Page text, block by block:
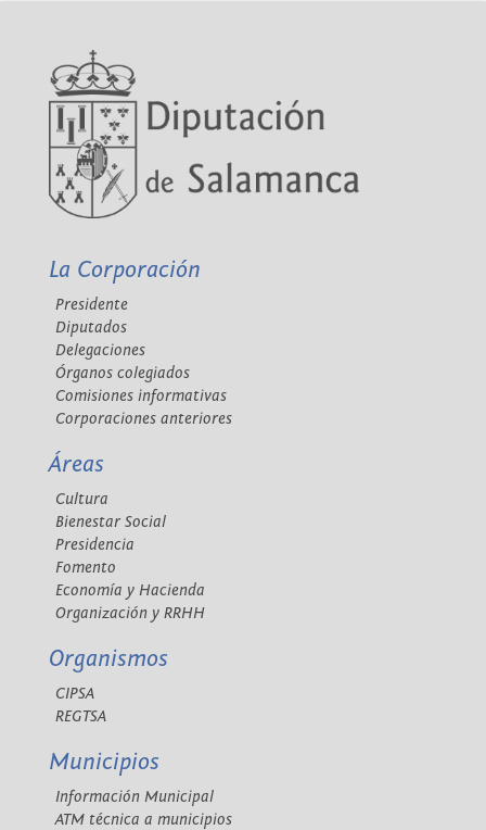
La Corporación
Presidente
Diputados
Delegaciones
Órganos colegiados
Comisiones informativas
Corporaciones anteriores
Áreas
Cultura
Bienestar Social
Presidencia
Fomento
Economía y Hacienda
Organización y RRHH
Organismos
CIPSA
REGTSA
Municipios
Información Municipal
ATM técnica a municipios